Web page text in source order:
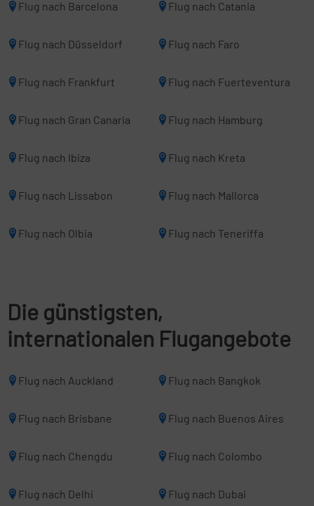
Flug nach Barcelona Flug nach Catania
Flug nach Düsseldorf Flug nach Faro
Flug nach Frankfurt Flug nach Fuerteventura
Flug nach Gran Canaria Flug nach Hamburg
Flug nach Ibiza Flug nach Kreta
Flug nach Lissabon Flug nach Mallorca
Flug nach Olbia Flug nach Teneriffa
Die günstigsten,
internationalen Flugangebote
Flug nach Auckland Flug nach Bangkok
Flug nach Brisbane Flug nach Buenos Aires
Flug nach Chengdu Flug nach Colombo
Flug nach Delhi Flug nach Dubai